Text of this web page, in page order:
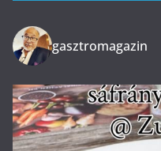
gasztromagazin